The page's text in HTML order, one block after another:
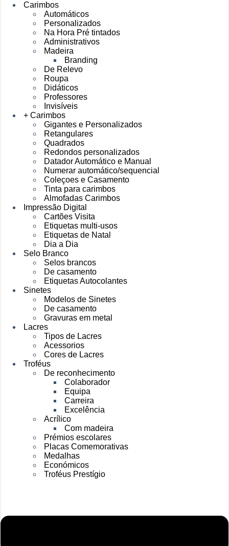
Carimbos
Automáticos
Personalizados
Na Hora Pré tintados
Administrativos
Madeira
Branding
De Relevo
Roupa
Didáticos
Professores
Invisíveis
+ Carimbos
Gigantes e Personalizados
Retangulares
Quadrados
Redondos personalizados
Datador Automático e Manual
Numerar automático/sequencial
Coleçoes e Casamento
Tinta para carimbos
Almofadas Carimbos
Impressão Digital
Cartões Visita
Etiquetas multi-usos
Etiquetas de Natal
Dia a Dia
Selo Branco
Selos brancos
De casamento
Etiquetas Autocolantes
Sinetes
Modelos de Sinetes
De casamento
Gravuras em metal
Lacres
Tipos de Lacres
Acessorios
Cores de Lacres
Troféus
De reconhecimento
Colaborador
Equipa
Carreira
Excelência
Acrílico
Com madeira
Prémios escolares
Placas Comemorativas
Medalhas
Económicos
Troféus Prestígio